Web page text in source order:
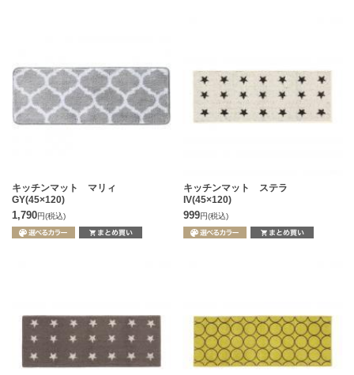
キッチンマット マリィ
GY(45×120)
1,790円(税込)
キッチンマット ステラ
IV(45×120)
999円(税込)